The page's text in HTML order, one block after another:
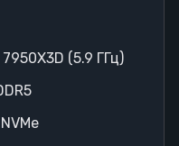
(5.9 ГГц)